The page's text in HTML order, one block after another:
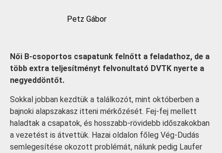
Petz Gábor
Női B-csoportos csapatunk felnőtt a feladathoz, de a
több extra teljesítményt felvonultató DVTK nyerte a
negyeddöntőt.
Sokkal jobban kezdtük a találkozót, mint októberben a
bajnoki alapszakasz itteni mérkőzését. Fej-fej mellett
haladtak a csapatok, és hosszabb-rövidebb időszakokban
a vezetést is átvettük. Hazai oldalon főleg Vég-Dudás
semlegesítése okozott problémát, nálunk pedig Laufer